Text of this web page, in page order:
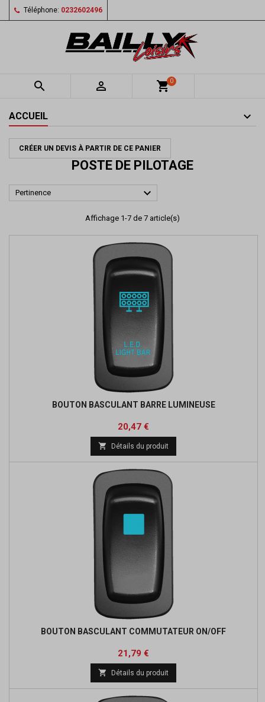
Téléphone: 0232602496
  shopping_cart0
ACCUEIL
CRÉER UN DEVIS À PARTIR DE CE PANIER
POSTE DE PILOTAGE
Pertinence 
Affichage 1-7 de 7 article(s)
BOUTON BASCULANT BARRE LUMINEUSE
Prix
20,47 €
base
 Détails du produit
BOUTON BASCULANT COMMUTATEUR ON/OFF
Prix
21,79 €
base
 Détails du produit